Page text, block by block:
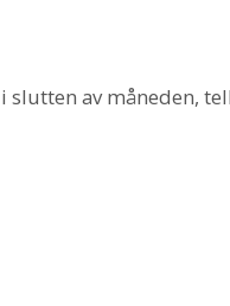
av måneden,